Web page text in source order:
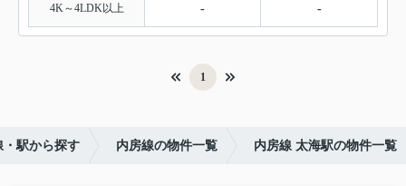
4K～4LDK以上 - -
1
・駅から探す 内房線の物件一覧 内房線 太海駅の物件一覧